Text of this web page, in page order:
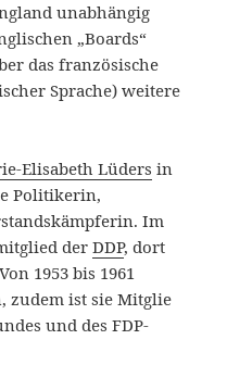
unabhängig
„Boards“
das französische
Sprache) weitere
Elisabeth Lüders in
Politikerin,
Im
derDDP, dort
1953 bis 1961
zudem ist sie Mitglie
und des FDP-